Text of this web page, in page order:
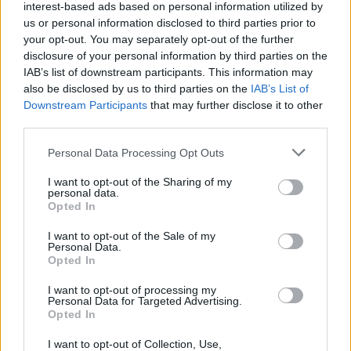
interest-based ads based on personal information utilized by
us or personal information disclosed to third parties prior to
your opt-out. You may separately opt-out of the further
disclosure of your personal information by third parties on the
IAB’s list of downstream participants. This information may
also be disclosed by us to third parties on the IAB’s List of
Downstream Participants that may further disclose it to other
Personal Data Processing Opt Outs
I want to opt-out of the Sharing of my
personal data.
Opted In
I want to opt-out of the Sale of my
Personal Data.
Opted In
I want to opt-out of processing my
Personal Data for Targeted Advertising.
Opted In
I want to opt-out of Collection, Use,
Ο Αντετοκούνμπο μιμήθηκε τις
γκριμάτσες του Αντεμπάγιο ‑
δείτε το βίντεο που έγινε viral
ΠΡΙΝ 9 ΏΡΕΣ
Οι Μαϊάμι Χιτ δημοσίευσαν βίντεο με τον
αστείες εκφράσεις του συμπαίκτη του,
δύο σούπερ σταρ.
Κωνσταντίνος Αργυρός και
Αλεξάνδρα Νίκα: Καλοκαιρινές
πολυτελές γιοτ
τον γιο Βασίλη και τη νεογέννητη κόρη
τους.